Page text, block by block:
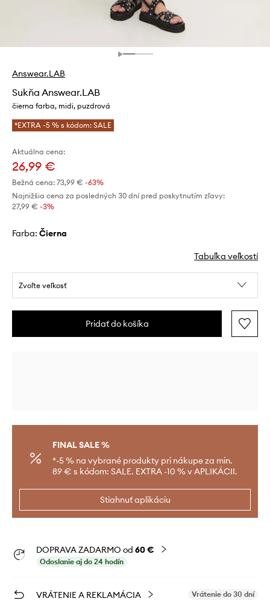
Answear.LAB
Sukňa Answear.LAB
čierna farba, midi, puzdrová
*EXTRA -5 % s kódom: SALE
Aktuálna cena:
26,99 €
Bežná cena: 73,99 € -63%
Najnižšia cena za posledných 30 dní pred poskytnutím zľavy:
27,99 € -3%
Farba: čierna
Tabuľka veľkostí
Zvoľte veľkosť
Pridať do košíka
FINAL SALE %
*-5 % na vybrané produkty pri nákupe za min.
89 € s kódom: SALE. EXTRA -10 % v APLIKÁCII.
Stiahnuť aplikáciu
DOPRAVA ZADARMO od 60 €
Odoslanie aj do 24 hodín
VRÁTENIE A REKLAMÁCIA Vrátenie do 30 dní